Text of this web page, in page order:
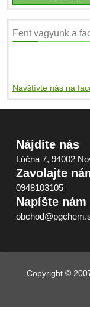
Fent vagyunk a
Navštívte nás na
Nájdite nás
Lúčna 7, 94002
Zavolajte
0948103105
Napíšte nám
Copyright ©